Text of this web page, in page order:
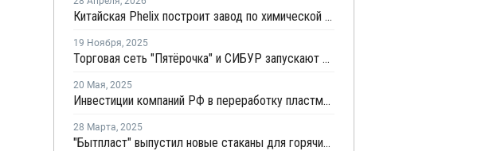
Китайская Phelix построит завод по химической переработке пластика
19 Ноября, 2025
Торговая сеть "Пятёрочка" и СИБУР запускают экопроект по сбору яичных лотков из полистирола
20 Мая, 2025
Инвестиции компаний РФ в переработку пластмасс и каучука в 2024 году сократились на 30%
28 Марта, 2025
"Бытпласт" выпустил новые стаканы для горячих и холодных напитков